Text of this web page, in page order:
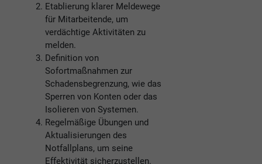
Etablierung klarer Meldewege
für Mitarbeitende, um
verdächtige Aktivitäten zu
melden.
Definition von
Sofortmaßnahmen zur
Schadensbegrenzung, wie das
Sperren von Konten oder das
Isolieren von Systemen.
Regelmäßige Übungen und
Aktualisierungen des
Notfallplans, um seine
Effektivität sicherzustellen.